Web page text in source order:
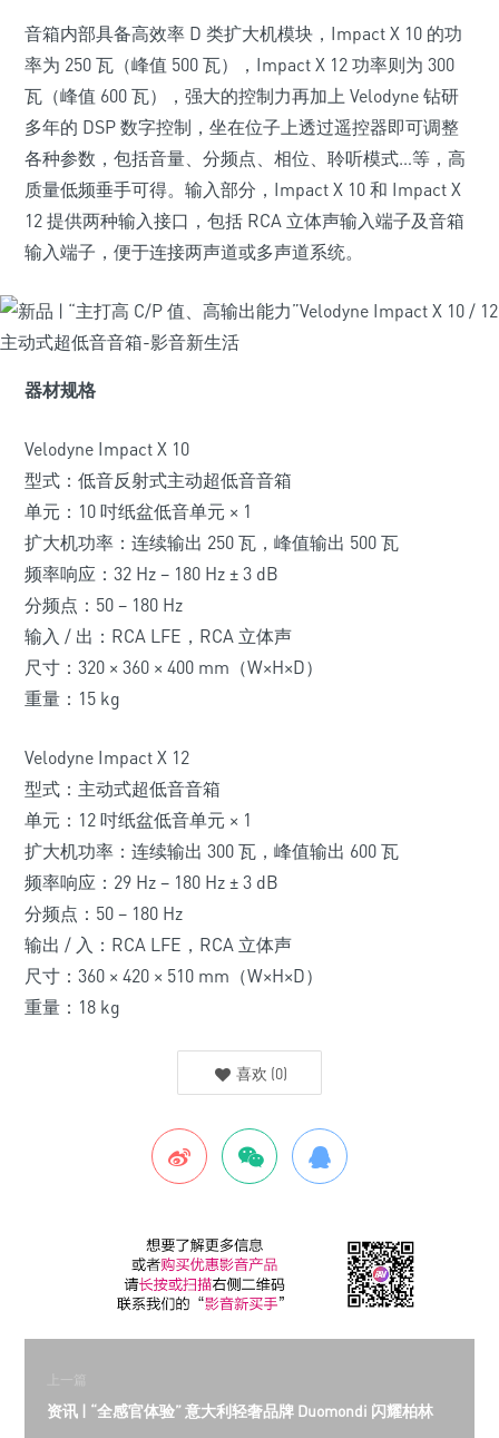
音箱内部具备高效率 D 类扩大机模块，Impact X 10 的功
率为 250 瓦（峰值 500 瓦），Impact X 12 功率则为 300
瓦（峰值 600 瓦），强大的控制力再加上 Velodyne 钻研
多年的 DSP 数字控制，坐在位子上透过遥控器即可调整
各种参数，包括音量、分频点、相位、聆听模式…等，高
质量低频垂手可得。输入部分，Impact X 10 和 Impact X
12 提供两种输入接口，包括 RCA 立体声输入端子及音箱
输入端子，便于连接两声道或多声道系统。
器材规格
Velodyne Impact X 10
型式：低音反射式主动超低音音箱
单元：10 吋纸盆低音单元 × 1
扩大机功率：连续输出 250 瓦，峰值输出 500 瓦
频率响应：32 Hz – 180 Hz ± 3 dB
分频点：50 – 180 Hz
输入 / 出：RCA LFE，RCA 立体声
尺寸：320 × 360 × 400 mm（W×H×D）
重量：15 kg
Velodyne Impact X 12
型式：主动式超低音音箱
单元：12 吋纸盆低音单元 × 1
扩大机功率：连续输出 300 瓦，峰值输出 600 瓦
频率响应：29 Hz – 180 Hz ± 3 dB
分频点：50 – 180 Hz
输出 / 入：RCA LFE，RCA 立体声
尺寸：360 × 420 × 510 mm（W×H×D）
重量：18 kg
喜欢 (0)
上一篇
资讯 | “全感官体验” 意大利轻奢品牌 Duomondi 闪耀柏林